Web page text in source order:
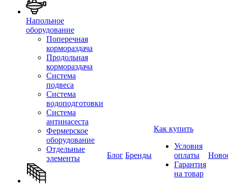
Напольное
оборудование
Поперечная
кормораздача
Продольная
кормораздача
Система
подвеса
Система
водоподготовки
Система
антинасеста
Фермерское
оборудование
Отдельные
элементы
Блог Бренды
Как купить
Условия
оплаты
Гарантия
на товар